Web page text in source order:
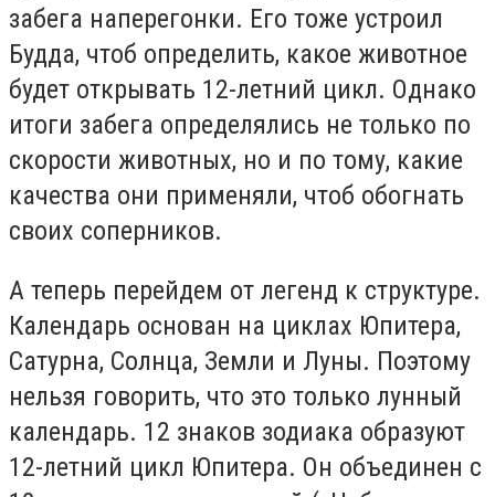
забега наперегонки. Его тоже устроил
Будда, чтоб определить, какое животное
будет открывать 12-летний цикл. Однако
итоги забега определялись не только по
скорости животных, но и по тому, какие
качества они применяли, чтоб обогнать
своих соперников.
А теперь перейдем от легенд к структуре.
Календарь основан на циклах Юпитера,
Сатурна, Солнца, Земли и Луны. Поэтому
нельзя говорить, что это только лунный
календарь. 12 знаков зодиака образуют
12-летний цикл Юпитера. Он объединен с